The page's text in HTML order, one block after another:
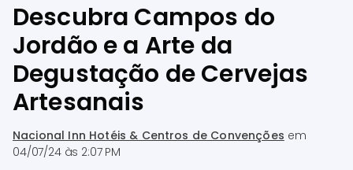
Descubra Campos do
Jordão e a Arte da
Degustação de Cervejas
Artesanais
Nacional Inn Hotéis & Centros de Convenções em
04/07/24 às 2:07 PM